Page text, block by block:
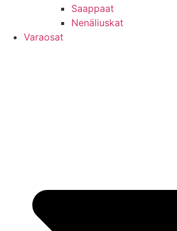
Saappaat
Nenäliuskat
Varaosat